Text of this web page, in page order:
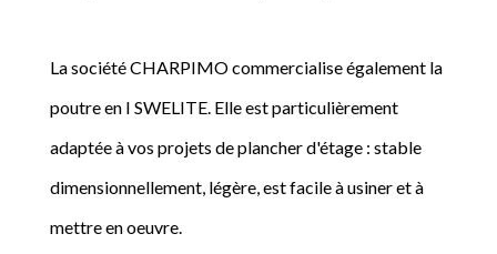
La société CHARPIMO commercialise également la
poutre en I SWELITE. Elle est particulièrement
adaptée à vos projets de plancher d'étage : stable
dimensionnellement, légère, est facile à usiner et à
mettre en oeuvre.